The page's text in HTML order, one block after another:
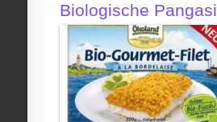
Biologische